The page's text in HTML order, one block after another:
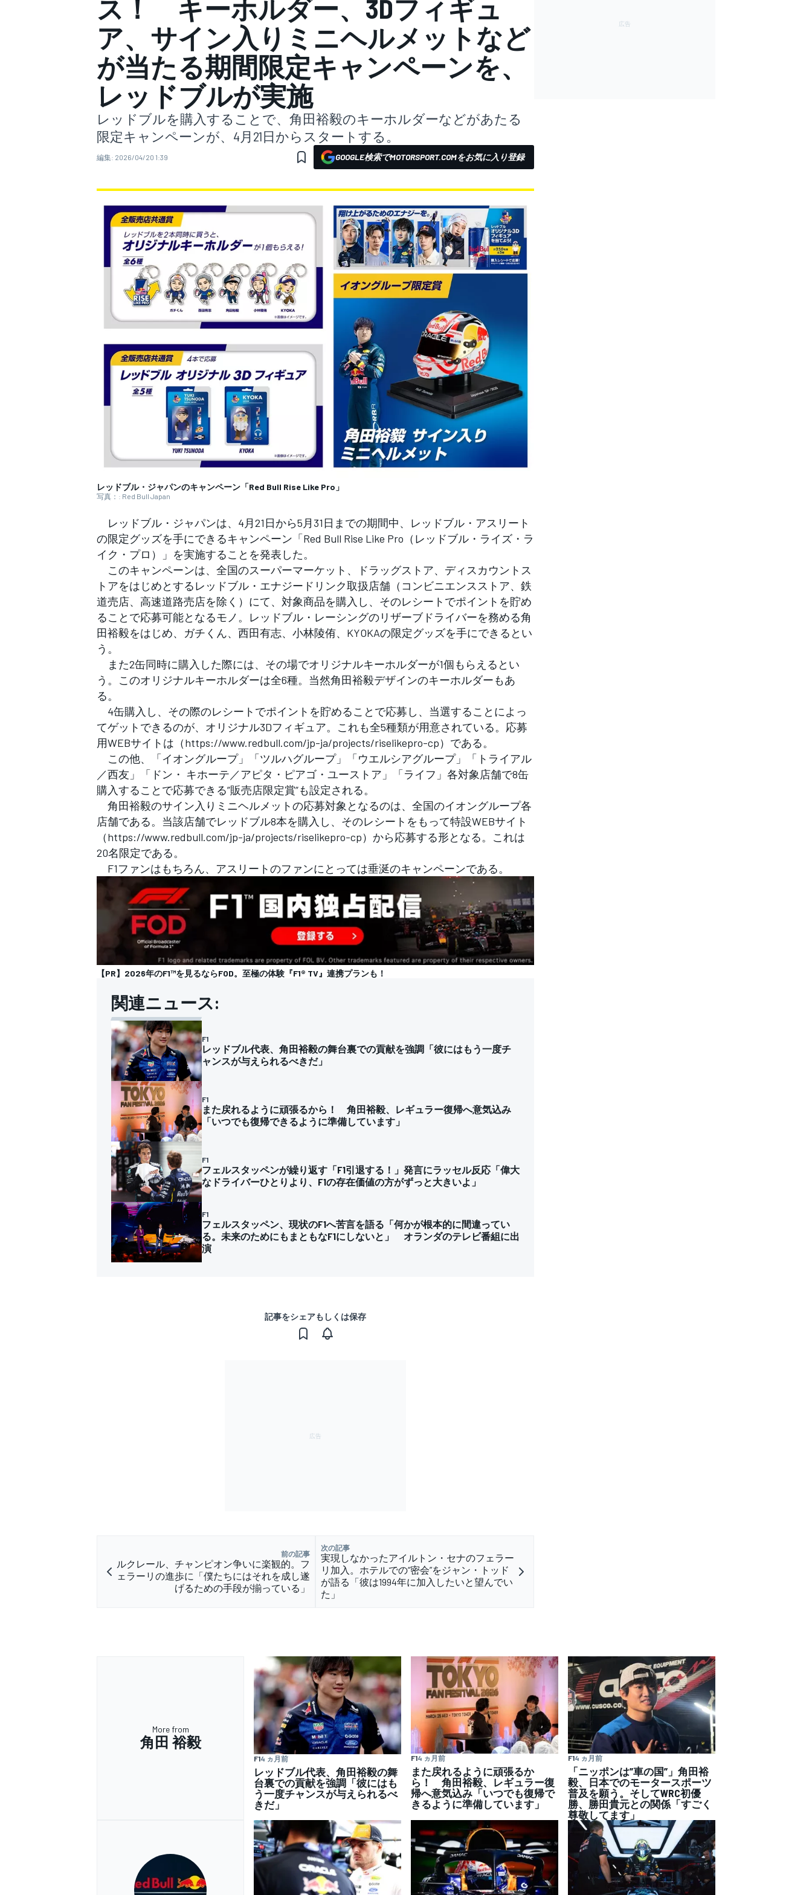
スーパーフォーミュラ
スーパーGT
WEC
フォーミュラE
すべてのカテゴリー
ス！ キーホルダー、3Dフィギュ
ア、サイン入りミニヘルメットなど
が当たる期間限定キャンペーンを、
レッドブルが実施
レッドブルを購入することで、角田裕毅のキーホルダーなどがあたる
限定キャンペーンが、4月21日からスタートする。
編集: 2026/04/20 1:39 GOOGLE検索でMOTORSPORT.COMをお気に入り登録
レッドブル・ジャパンのキャンペーン「Red Bull Rise Like Pro」
写真：: Red Bull Japan
レッドブル・ジャパンは、4月21日から5月31日までの期間中、レッドブル・アスリート
の限定グッズを手にできるキャンペーン「Red Bull Rise Like Pro（レッドブル・ライズ・ラ
イク・プロ）」を実施することを発表した。
このキャンペーンは、全国のスーパーマーケット、ドラッグストア、ディスカウントス
トアをはじめとするレッドブル・エナジードリンク取扱店舗（コンビニエンスストア、鉄
道売店、高速道路売店を除く）にて、対象商品を購入し、そのレシートでポイントを貯め
ることで応募可能となるモノ。レッドブル・レーシングのリザーブドライバーを務める角
田裕毅をはじめ、ガチくん、西田有志、小林陵侑、KYOKAの限定グッズを手にできるとい
う。
また2缶同時に購入した際には、その場でオリジナルキーホルダーが1個もらえるとい
う。このオリジナルキーホルダーは全6種。当然角田裕毅デザインのキーホルダーもあ
る。
4缶購入し、その際のレシートでポイントを貯めることで応募し、当選することによっ
てゲットできるのが、オリジナル3Dフィギュア。これも全5種類が用意されている。応募
用WEBサイトは（https://www.redbull.com/jp-ja/projects/riselikepro-cp）である。
この他、「イオングループ」「ツルハグループ」「ウエルシアグループ」「トライアル
／西友」「ドン・ キホーテ／アピタ・ピアゴ・ユーストア」「ライフ」各対象店舗で8缶
購入することで応募できる”販売店限定賞”も設定される。
角田裕毅のサイン入りミニヘルメットの応募対象となるのは、全国のイオングループ各
店舗である。当該店舗でレッドブル8本を購入し、そのレシートをもって特設WEBサイト
（https://www.redbull.com/jp-ja/projects/riselikepro-cp）から応募する形となる。これは
20名限定である。
F1ファンはもちろん、アスリートのファンにとっては垂涎のキャンペーンである。
【PR】2026年のF1™︎を見るならFOD。至極の体験『F1® TV』連携プランも！
関連ニュース:
F1
レッドブル代表、角田裕毅の舞台裏での貢献を強調「彼にはもう一度チ
ャンスが与えられるべきだ」
F1
また戻れるように頑張るから！ 角田裕毅、レギュラー復帰へ意気込み
「いつでも復帰できるように準備しています」
F1
フェルスタッペンが繰り返す「F1引退する！」発言にラッセル反応「偉大
なドライバーひとりより、F1の存在価値の方がずっと大きいよ」
F1
フェルスタッペン、現状のF1へ苦言を語る「何かが根本的に間違ってい
る。未来のためにもまともなF1にしないと」 オランダのテレビ番組に出
演
記事をシェアもしくは保存
前の記事
ルクレール、チャンピオン争いに楽観的。フ
ェラーリの進歩に「僕たちにはそれを成し遂
げるための手段が揃っている」
次の記事
実現しなかったアイルトン・セナのフェラー
リ加入。ホテルでの“密会”をジャン・トッド
が語る「彼は1994年に加入したいと望んでい
た」
More from
角田 裕毅
F14 ヵ月前
レッドブル代表、角田裕毅の舞
台裏での貢献を強調「彼にはも
う一度チャンスが与えられるべ
きだ」
F14 ヵ月前
また戻れるように頑張るか
ら！ 角田裕毅、レギュラー復
帰へ意気込み「いつでも復帰で
きるように準備しています」
F14 ヵ月前
「ニッポンは”車の国”」角田裕
毅、日本でのモータースポーツ
普及を願う。そしてWRC初優
勝、勝田貴元との関係「すごく
尊敬してます」